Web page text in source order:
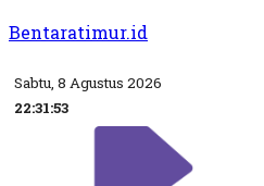
Bentaratimur.id
Sabtu, 8 Agustus 2026
22:31:54